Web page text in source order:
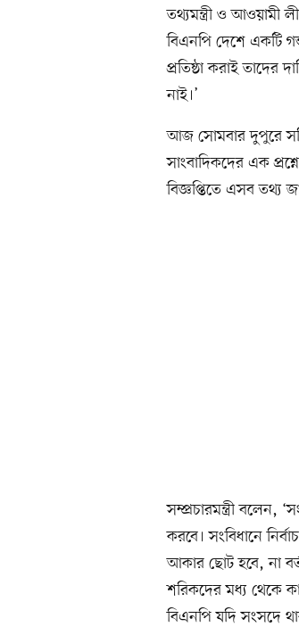
তথ্যমন্ত্রী ও আওয়ামী
বিএনপি দেশে একটি
প্রতিষ্ঠা করাই
নাই।’
আজ সোমবার দুপুরে
সাংবাদিকদের এক
বিজ্ঞপ্তিতে এসব তথ্য
সম্প্রচারমন্ত্রী বলেন,
করবে। সংবিধানে
আকার ছোট হবে, না
শরিকদের মধ্য থেকে
বিএনপি যদি সংসদে